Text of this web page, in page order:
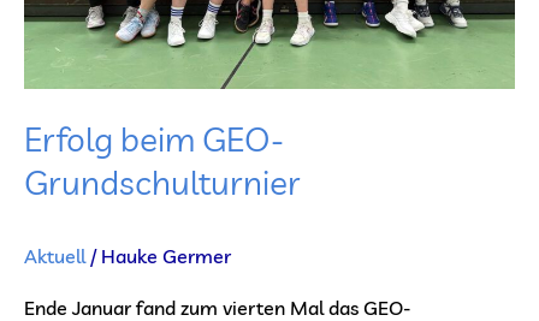
Erfolg beim GEO-
Grundschulturnier
Aktuell/ Hauke Germer
Ende Januar fand zum vierten Mal das GEO-